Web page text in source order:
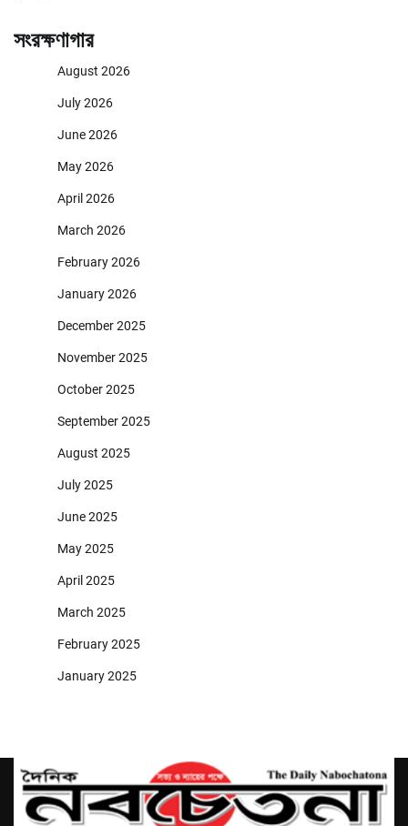
সংরক্ষণাগার
August 2026
July 2026
June 2026
May 2026
April 2026
March 2026
February 2026
January 2026
December 2025
November 2025
October 2025
September 2025
August 2025
July 2025
June 2025
May 2025
April 2025
March 2025
February 2025
January 2025